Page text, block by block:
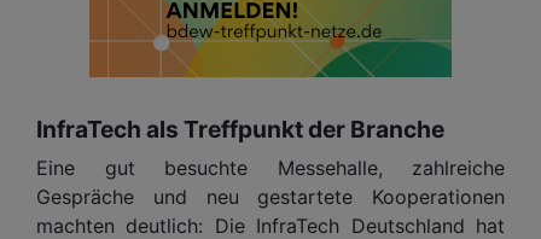
InfraTech als Treffpunkt der Branche
Eine gut besuchte Messehalle, zahlreiche
Gespräche und neu gestartete Kooperationen
machten deutlich: Die InfraTech Deutschland hat